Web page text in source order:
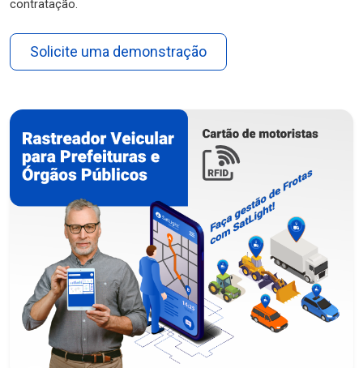
contratação.
Solicite uma demonstração